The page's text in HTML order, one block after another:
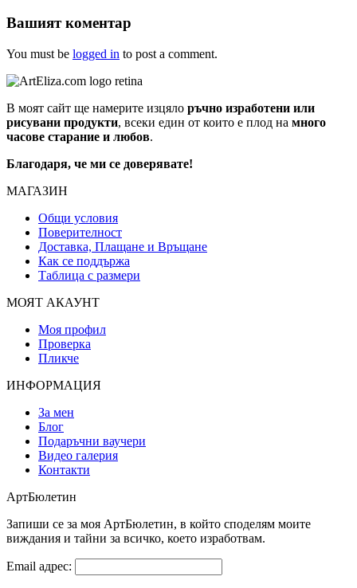
Вашият коментар
You must be logged in to post a comment.
В моят сайт ще намерите изцяло ръчно изработени или
рисувани продукти, всеки един от които е плод на много
часове старание и любов.
Благодаря, че ми се доверявате!
МАГАЗИН
Общи условия
Поверителност
Доставка, Плащане и Връщане
Как се поддържа
Таблица с размери
МОЯТ АКАУНТ
Моя профил
Проверка
Пликче
ИНФОРМАЦИЯ
За мен
Блог
Подаръчни ваучери
Видео галерия
Контакти
АртБюлетин
Запиши се за моя АртБюлетин, в който споделям моите
виждания и тайни за всичко, което изработвам.
Email адрес: